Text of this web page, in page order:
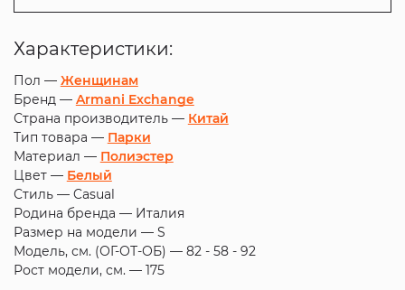
Характеристики:
Пол — Женщинам
Бренд — Armani Exchange
Страна производитель — Китай
Тип товара — Парки
Материал — Полиэстер
Цвет — Белый
Стиль — Casual
Родина бренда — Италия
Размер на модели — S
Модель, см. (ОГ-ОТ-ОБ) — 82 - 58 - 92
Рост модели, см. — 175